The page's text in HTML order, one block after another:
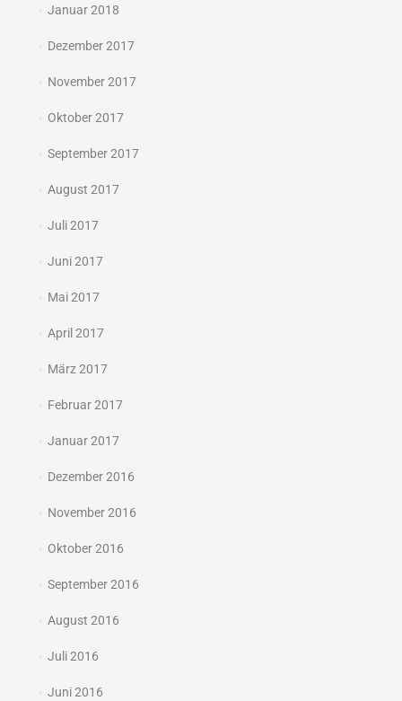
Januar 2018
Dezember 2017
November 2017
Oktober 2017
September 2017
August 2017
Juli 2017
Juni 2017
Mai 2017
April 2017
März 2017
Februar 2017
Januar 2017
Dezember 2016
November 2016
Oktober 2016
September 2016
August 2016
Juli 2016
Juni 2016